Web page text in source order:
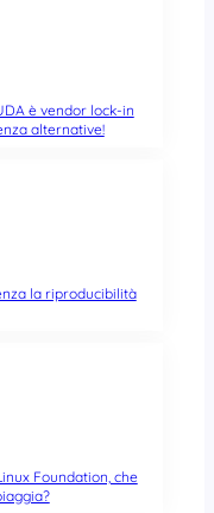
è vendor lock-in
alternative!
la riproducibilità
Foundation, che